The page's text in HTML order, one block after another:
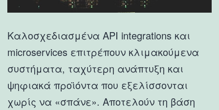
Καλοσχεδιασμένα API integrations και
microservices επιτρέπουν κλιμακούμενα
συστήματα, ταχύτερη ανάπτυξη και
ψηφιακά προϊόντα που εξελίσσονται
χωρίς να «σπάνε». Αποτελούν τη βάση